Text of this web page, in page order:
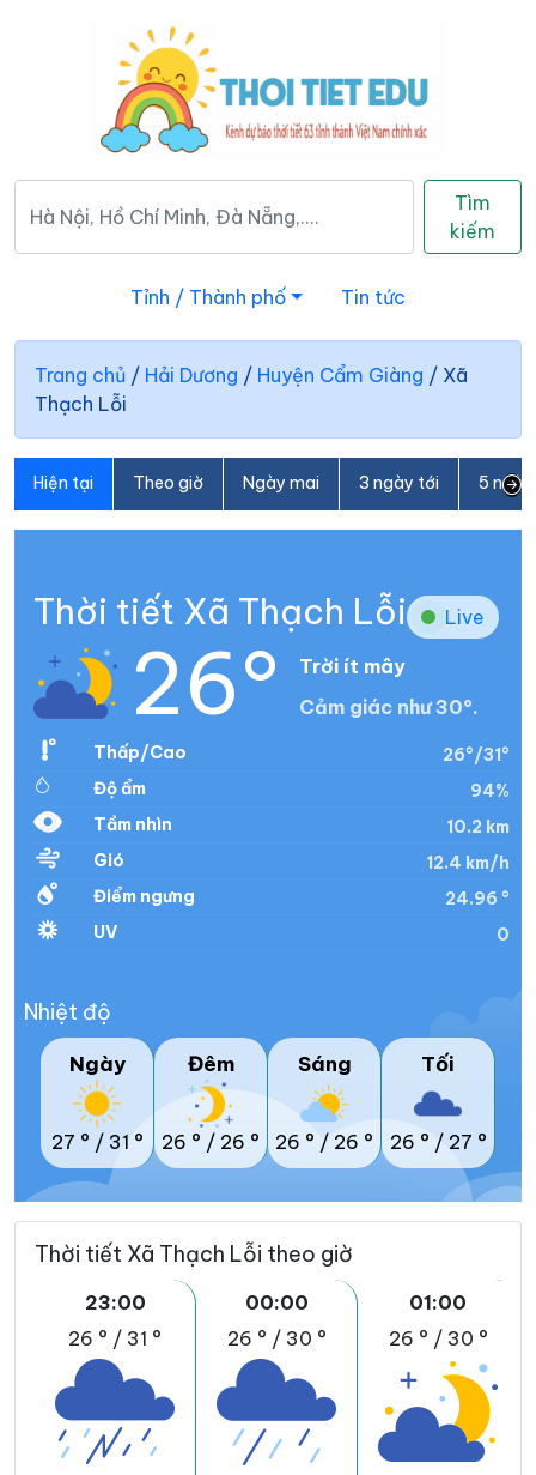
Tìm
kiếm
Tỉnh / Thành phố Tin tức
Trang chủ / Hải Dương / Huyện Cẩm Giàng / Xã
Thạch Lỗi
Hiện tại Theo giờ Ngày mai 3 ngày tới 5
Thời tiết Xã Thạch Lỗi Live
26°
Trời ít mây
Cảm giác như 30°.
Thấp/Cao
26°/31°
Độ ẩm
94%
Tầm nhìn
10.2 km
Gió
12.4 km/h
Điểm ngưng
24.96 °
UV
0
Nhiệt độ
Ngày
27 ° / 31 °
Đêm
26 ° / 26 °
Sáng
26 ° / 26 °
Tối
26 ° / 27 °
Thời tiết Xã Thạch Lỗi theo giờ
23:00
26 ° / 31 °
00:00
26 ° / 30 °
01:00
26 ° / 30 °